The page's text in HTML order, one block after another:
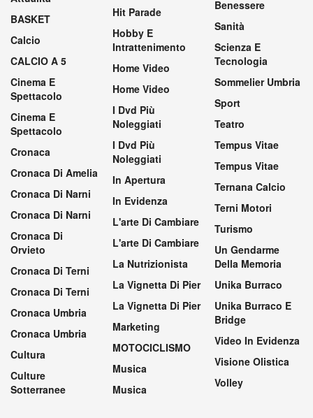
BASKET
Calcio
CALCIO A 5
Cinema E
Spettacolo
Cinema E
Spettacolo
Cronaca
Cronaca Di Amelia
Cronaca Di Narni
Cronaca Di Narni
Cronaca Di
Orvieto
Cronaca Di Terni
Cronaca Di Terni
Cronaca Umbria
Cronaca Umbria
Cultura
Culture
Sotterranee
Hit Parade
Hobby E
Intrattenimento
Home Video
Home Video
I Dvd Più
Noleggiati
I Dvd Più
Noleggiati
In Apertura
In Evidenza
L'arte Di Cambiare
L'arte Di Cambiare
La Nutrizionista
La Vignetta Di Pier
La Vignetta Di Pier
Marketing
MOTOCICLISMO
Musica
Musica
Benessere
Sanità
Scienza E
Tecnologia
Sommelier Umbria
Sport
Teatro
Tempus Vitae
Tempus Vitae
Ternana Calcio
Terni Motori
Turismo
Un Gendarme
Della Memoria
Unika Burraco
Unika Burraco E
Bridge
Video In Evidenza
Visione Olistica
Volley